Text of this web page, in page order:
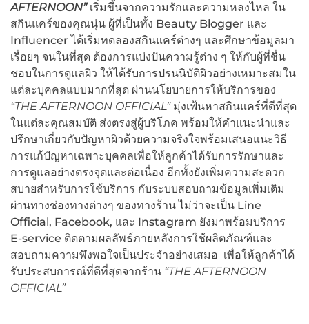
AFTERNOON”เริ่มขึ้นจากความรักและความหลงไหล ใน
สกินแคร์ของคุณนุ่น ผู้ที่เป็นทั้ง Beauty Blogger และ
Influencer ได้เริ่มทดลองสกินแคร์ต่างๆ และศึกษาข้อมูลมา
เรื่อยๆ จนในที่สุด ต้องการแบ่งปันความรู้ต่าง ๆ ให้กับผู้ที่ชื่น
ชอบในการดูแลผิว ให้ได้รับการปรนนิบัติผิวอย่างเหมาะสมใน
แต่ละบุคคลแบบมากที่สุด ผ่านนโยบายการให้บริการของ
“THE AFTERNOON OFFICIAL” มุ่งเฟ้นหาสกินแคร์ที่ดีที่สุด
ในแต่ละคุณสมบัติ ส่งตรงสู่ผู้บริโภค พร้อมให้คำแนะนำและ
ปรึกษาเกี่ยวกับปัญหาผิวด้วยความจริงใจพร้อมเสนอแนะวิธี
การแก้ปัญหาเฉพาะบุคคลเพื่อให้ลูกค้าได้รับการรักษาและ
การดูแลอย่างตรงจุดและต่อเนื่อง อีกทั้งยังเพิ่มความสะดวก
สบายสำหรับการใช้บริการ กับระบบสอบถามข้อมูลเพิ่มเติม
ผ่านทางช่องทางต่างๆ ของทางร้าน ไม่ว่าจะเป็น Line
Official, Facebook, และ Instagram ยังมาพร้อมบริการ
E-service ติดตามผลลัพธ์ภายหลังการใช้ผลิตภัณฑ์และ
สอบถามความพึงพอใจเป็นประจำอย่างเสมอ เพื่อให้ลูกค้าได้
รับประสบการณ์ที่ดีที่สุดจากร้าน “THE AFTERNOON
OFFICIAL”